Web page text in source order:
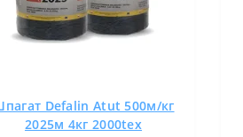
Defalin Atut 500м/кг
2025м 4кг 2000tex